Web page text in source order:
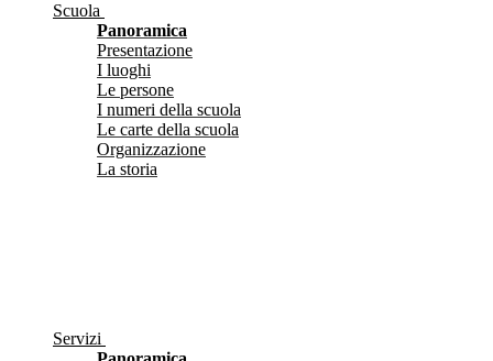
Scuola
Panoramica
Presentazione
I luoghi
Le persone
I numeri della scuola
Le carte della scuola
Organizzazione
La storia
Servizi